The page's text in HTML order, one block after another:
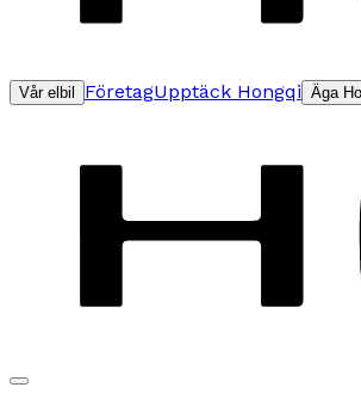
Vår elbil FöretagUpptäck Hongqi Äga